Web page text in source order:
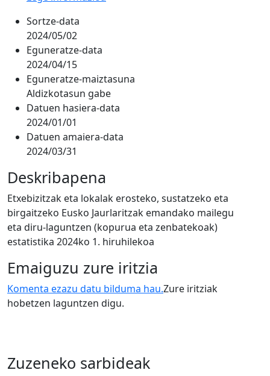
Sortze-data
2024/05/02
Eguneratze-data
2024/04/15
Eguneratze-maiztasuna
Aldizkotasun gabe
Datuen hasiera-data
2024/01/01
Datuen amaiera-data
2024/03/31
Deskribapena
Etxebizitzak eta lokalak erosteko, sustatzeko eta
birgaitzeko Eusko Jaurlaritzak emandako mailegu
eta diru-laguntzen (kopurua eta zenbatekoak)
estatistika 2024ko 1. hiruhilekoa
Emaiguzu zure iritzia
Komenta ezazu datu bilduma hau.Zure iritziak
hobetzen laguntzen digu.
Zuzeneko sarbideak